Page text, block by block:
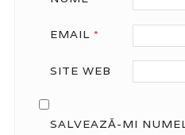
EMAIL *
SITE WEB
SALVEAZĂ-MI